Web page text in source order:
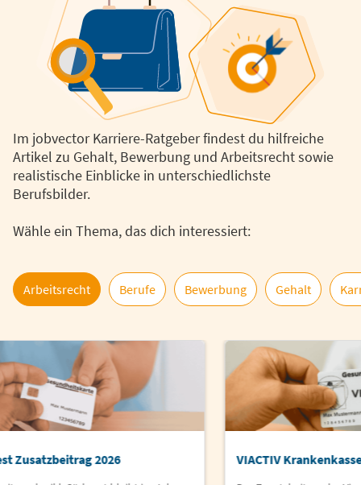
Im jobvector Karriere-Ratgeber findest du hilfreiche
Artikel zu Gehalt, Bewerbung und Arbeitsrecht sowie
realistische Einblicke in unterschiedlichste
Berufsbilder.
Wähle ein Thema, das dich interessiert:
Arbeitsrecht Berufe Bewerbung Gehalt
Zusatzbeitrag 2026 VIACTIV